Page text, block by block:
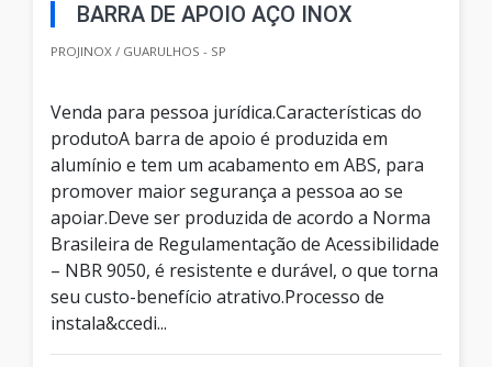
BARRA DE APOIO AÇO INOX
PROJINOX / GUARULHOS - SP
Venda para pessoa jurídica.Características do
produtoA barra de apoio é produzida em
alumínio e tem um acabamento em ABS, para
promover maior segurança a pessoa ao se
apoiar.Deve ser produzida de acordo a Norma
Brasileira de Regulamentação de Acessibilidade
– NBR 9050, é resistente e durável, o que torna
seu custo-benefício atrativo.Processo de
instala&ccedi...